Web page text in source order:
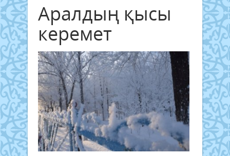
Аралдың қысы
керемет